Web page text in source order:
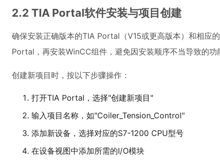
2.2 TIA Portal软件安装与项目创建
确保安装正确版本的TIA Portal（V15或更高版本）和相应
Portal，再安装WinCC组件，避免因安装顺序不当导致的功
创建新项目时，按以下步骤操作：
打开TIA Portal，选择"创建新项目"
输入项目名称，如"Coiler_Tension_Control"
添加新设备，选择对应的S7-1200 CPU型号
在设备视图中添加所需的I/O模块